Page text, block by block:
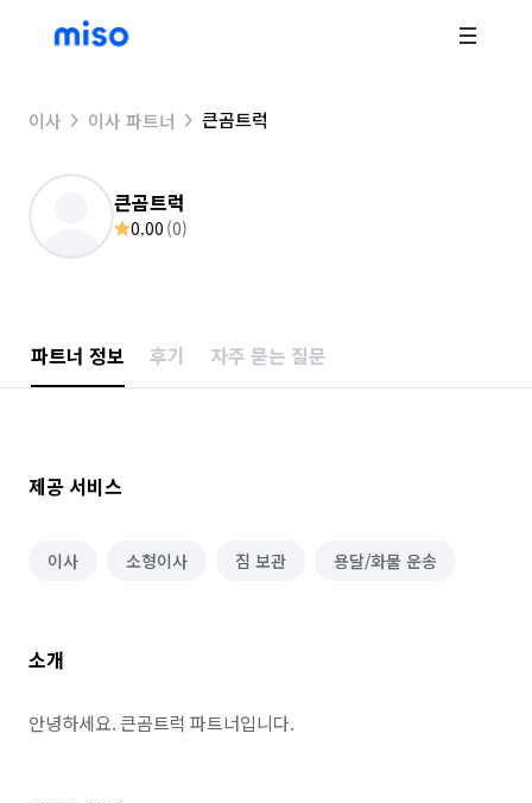
이사 이사 파트너 큰곰트럭
큰곰트럭
0.00 (0)
파트너 정보 후기 자주 묻는 질문
제공 서비스
이사 소형이사 짐 보관 용달/화물 운송
소개
안녕하세요. 큰곰트럭 파트너입니다.